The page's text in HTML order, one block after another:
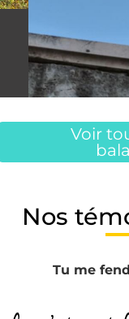
Voir
Nos
Tu me